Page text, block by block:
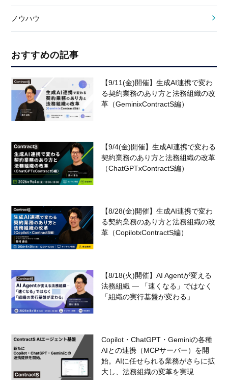
ノウハウ
おすすめの記事
【9/11(金)開催】生成AI連携で変わ
る契約業務のあり方と法務組織の改
革（GeminixContractS編）
【9/4(金)開催】生成AI連携で変わる
契約業務のあり方と法務組織の改革
（ChatGPTxContractS編）
【8/28(金)開催】生成AI連携で変わ
る契約業務のあり方と法務組織の改
革（CopilotxContractS編）
【8/18(火)開催】AI Agentが変える
法務組織 — 「速くなる」ではなく
「組織の実行基盤が変わる」
Copilot・ChatGPT・Geminiの各種
AIとの連携（MCPサーバー）を開
始。AIに任せられる業務がさらに拡
大し、法務組織の変革を実現